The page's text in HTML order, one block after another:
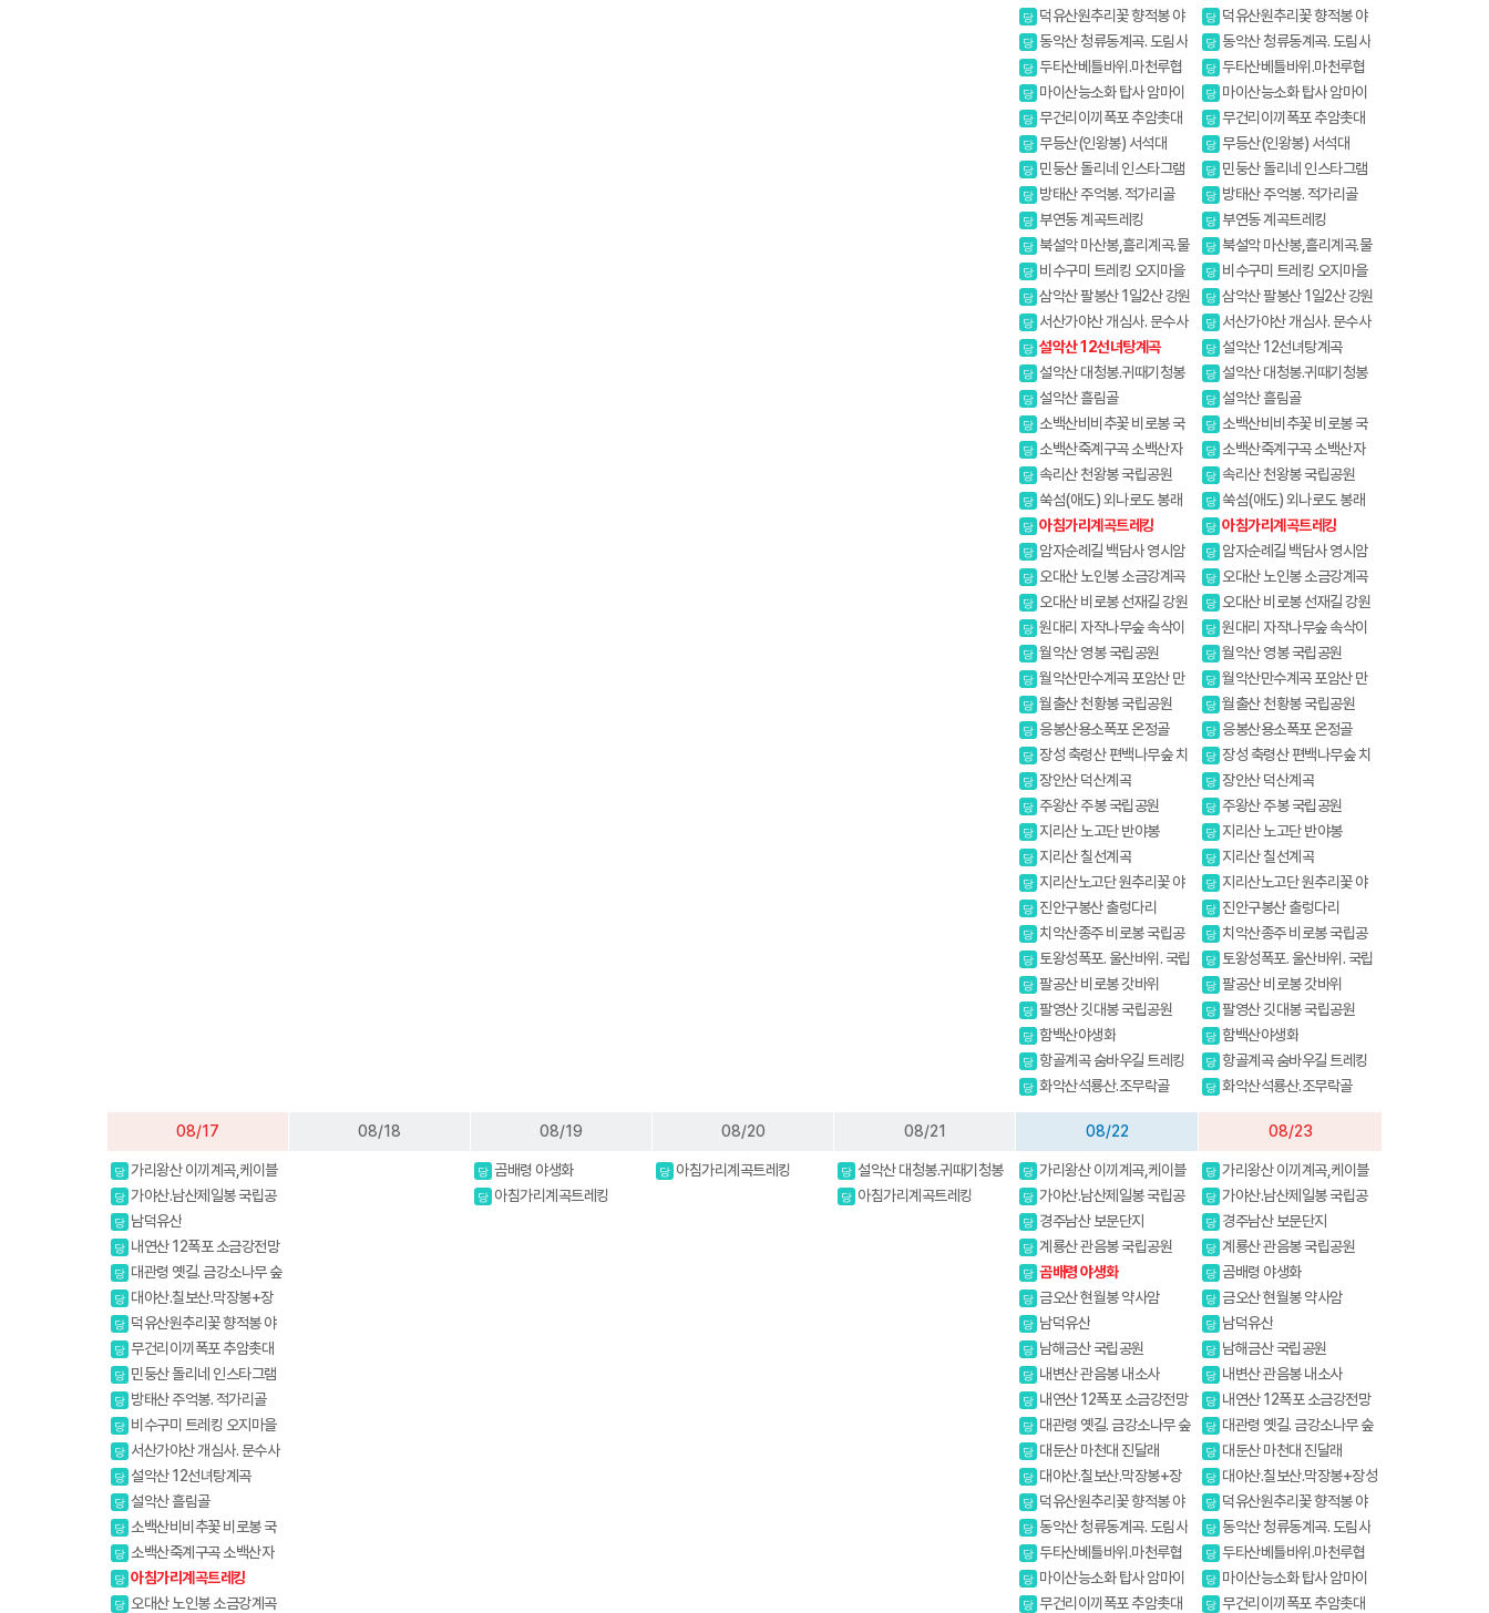
성봉
당 덕유산원추리꽃 향적봉 야
생화
당 동악산 청류동계곡. 도림사
당 두타산베틀바위.마천루협
곡
당 마이산능소화 탑사 암마이
봉
당 무건리이끼폭포 추암촛대
바위
당 무등산(인왕봉) 서석대
당 민둥산 돌리네 인스타그램
핫플레이스
당 방태산 주억봉. 적가리골
당 부연동 계곡트레킹
당 북설악 마산봉,흘리계곡.물
굽이계곡
당 비수구미 트레킹 오지마을
당 삼악산 팔봉산 1일2산 강원
20대명산
당 서산가야산 개심사. 문수사
배롱나무
당 설악산 12선녀탕계곡
당 설악산 대청봉.귀때기청봉
진달래.흘림골 강원20대명산
당 설악산 흘림골
당 소백산비비추꽃 비로봉 국
망봉 야생화
당 소백산죽계구곡 소백산자
락길 1코스
당 속리산 천왕봉 국립공원
당 쑥섬(애도) 외나로도 봉래
산
당 아침가리계곡트레킹
당 암자순례길 백담사 영시암
오세암 내설악
당 오대산 노인봉 소금강계곡
당 오대산 비로봉 선재길 강원
20대명산
당 원대리 자작나무숲 속삭이
는 자작나무 숲
당 월악산 영봉 국립공원
당 월악산만수계곡 포암산 만
수봉
당 월출산 천황봉 국립공원
당 응봉산용소폭포 온정골
당 장성 축령산 편백나무숲 치
유의길
당 장안산 덕산계곡
당 주왕산 주봉 국립공원
당 지리산 노고단 반야봉
당 지리산 칠선계곡
당 지리산노고단 원추리꽃 야
생화
당 진안구봉산 출렁다리
당 치악산종주 비로봉 국립공
원 강원20대명산
당 토왕성폭포. 울산바위. 국립
공원 스탬프
당 팔공산 비로봉 갓바위
당 팔영산 깃대봉 국립공원
당 함백산야생화
당 항골계곡 숨바우길 트레킹
당 화악산석룡산.조무락골
봉
당 덕유산원추리꽃 향적봉 야
생화
당 동악산 청류동계곡. 도림사
당 두타산베틀바위.마천루협
곡
당 마이산능소화 탑사 암마이
봉
당 무건리이끼폭포 추암촛대
바위
당 무등산(인왕봉) 서석대
당 민둥산 돌리네 인스타그램
핫플레이스
당 방태산 주억봉. 적가리골
당 부연동 계곡트레킹
당 북설악 마산봉,흘리계곡.물
굽이계곡
당 비수구미 트레킹 오지마을
당 삼악산 팔봉산 1일2산 강원
20대명산
당 서산가야산 개심사. 문수사
배롱나무
당 설악산 12선녀탕계곡
당 설악산 대청봉.귀때기청봉
진달래.흘림골 강원20대명산
당 설악산 흘림골
당 소백산비비추꽃 비로봉 국
망봉 야생화
당 소백산죽계구곡 소백산자
락길 1코스
당 속리산 천왕봉 국립공원
당 쑥섬(애도) 외나로도 봉래
산
당 아침가리계곡트레킹
당 암자순례길 백담사 영시암
오세암 내설악
당 오대산 노인봉 소금강계곡
당 오대산 비로봉 선재길 강원
20대명산
당 원대리 자작나무숲 속삭이
는 자작나무 숲
당 월악산 영봉 국립공원
당 월악산만수계곡 포암산 만
수봉
당 월출산 천황봉 국립공원
당 응봉산용소폭포 온정골
당 장성 축령산 편백나무숲 치
유의길
당 장안산 덕산계곡
당 주왕산 주봉 국립공원
당 지리산 노고단 반야봉
당 지리산 칠선계곡
당 지리산노고단 원추리꽃 야
생화
당 진안구봉산 출렁다리
당 치악산종주 비로봉 국립공
원 강원20대명산
당 토왕성폭포. 울산바위. 국립
공원 스탬프
당 팔공산 비로봉 갓바위
당 팔영산 깃대봉 국립공원
당 함백산야생화
당 항골계곡 숨바우길 트레킹
당 화악산석룡산.조무락골
08/17
당 가리왕산 이끼계곡,케이블
카(여행코스)
당 가야산.남산제일봉 국립공
원
당 남덕유산
당 내연산 12폭포 소금강전망
대
당 대관령 옛길. 금강소나무 숲
길
당 대야산.칠보산.막장봉+장
성봉
당 덕유산원추리꽃 향적봉 야
생화
당 무건리이끼폭포 추암촛대
바위
당 민둥산 돌리네 인스타그램
핫플레이스
당 방태산 주억봉. 적가리골
당 비수구미 트레킹 오지마을
당 서산가야산 개심사. 문수사
배롱나무
당 설악산 12선녀탕계곡
당 설악산 흘림골
당 소백산비비추꽃 비로봉 국
망봉 야생화
당 소백산죽계구곡 소백산자
락길 1코스
당 아침가리계곡트레킹
당 오대산 노인봉 소금강계곡
08/18 08/19
당 곰배령 야생화
당 아침가리계곡트레킹
08/20
당 아침가리계곡트레킹
08/21
당 설악산 대청봉.귀때기청봉
진달래.흘림골 강원20대명산
당 아침가리계곡트레킹
08/22
당 가리왕산 이끼계곡,케이블
카(여행코스)
당 가야산.남산제일봉 국립공
원
당 경주남산 보문단지
당 계룡산 관음봉 국립공원
당 곰배령 야생화
당 금오산 현월봉 약사암
당 남덕유산
당 남해금산 국립공원
당 내변산 관음봉 내소사
당 내연산 12폭포 소금강전망
대
당 대관령 옛길. 금강소나무 숲
길
당 대둔산 마천대 진달래
당 대야산.칠보산.막장봉+장
성봉
당 덕유산원추리꽃 향적봉 야
생화
당 동악산 청류동계곡. 도림사
당 두타산베틀바위.마천루협
곡
당 마이산능소화 탑사 암마이
봉
당 무건리이끼폭포 추암촛대
08/23
당 가리왕산 이끼계곡,케이블
카(여행코스)
당 가야산.남산제일봉 국립공
원
당 경주남산 보문단지
당 계룡산 관음봉 국립공원
당 곰배령 야생화
당 금오산 현월봉 약사암
당 남덕유산
당 남해금산 국립공원
당 내변산 관음봉 내소사
당 내연산 12폭포 소금강전망
대
당 대관령 옛길. 금강소나무 숲
길
당 대둔산 마천대 진달래
당 대야산.칠보산.막장봉+장성
봉
당 덕유산원추리꽃 향적봉 야
생화
당 동악산 청류동계곡. 도림사
당 두타산베틀바위.마천루협
곡
당 마이산능소화 탑사 암마이
봉
당 무건리이끼폭포 추암촛대